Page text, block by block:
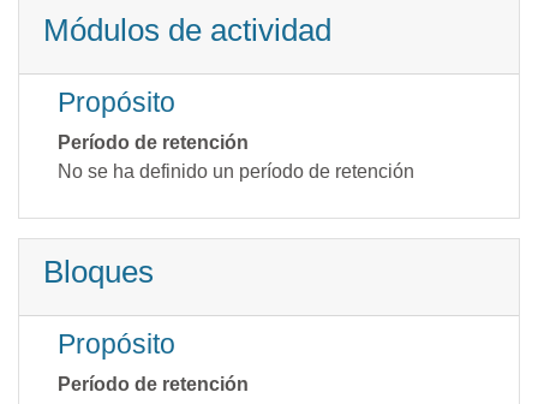
Módulos de actividad
Propósito
Período de retención
No se ha definido un período de retención
Bloques
Propósito
Período de retención